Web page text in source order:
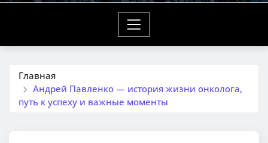
Главная
Андрей Павленко — история жизни онколога,
путь к успеху и важные моменты